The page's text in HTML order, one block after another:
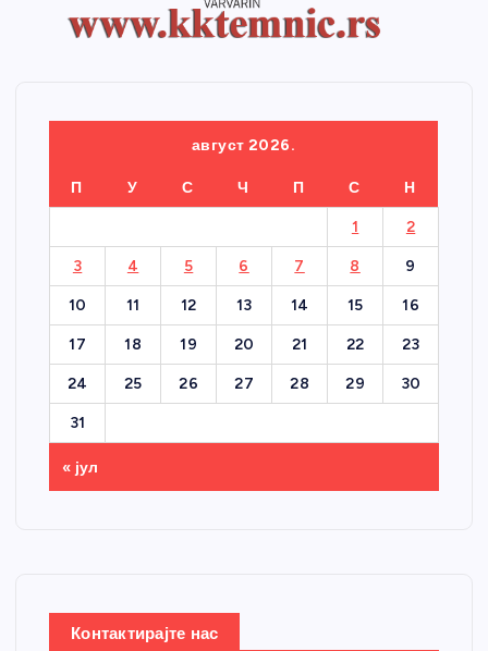
август 2026.
П У С Ч П С Н
1 2
3 4 5 6 7 8 9
10 11 12 13 14 15 16
17 18 19 20 21 22 23
24 25 26 27 28 29 30
31
« јул
Контактирајте нас